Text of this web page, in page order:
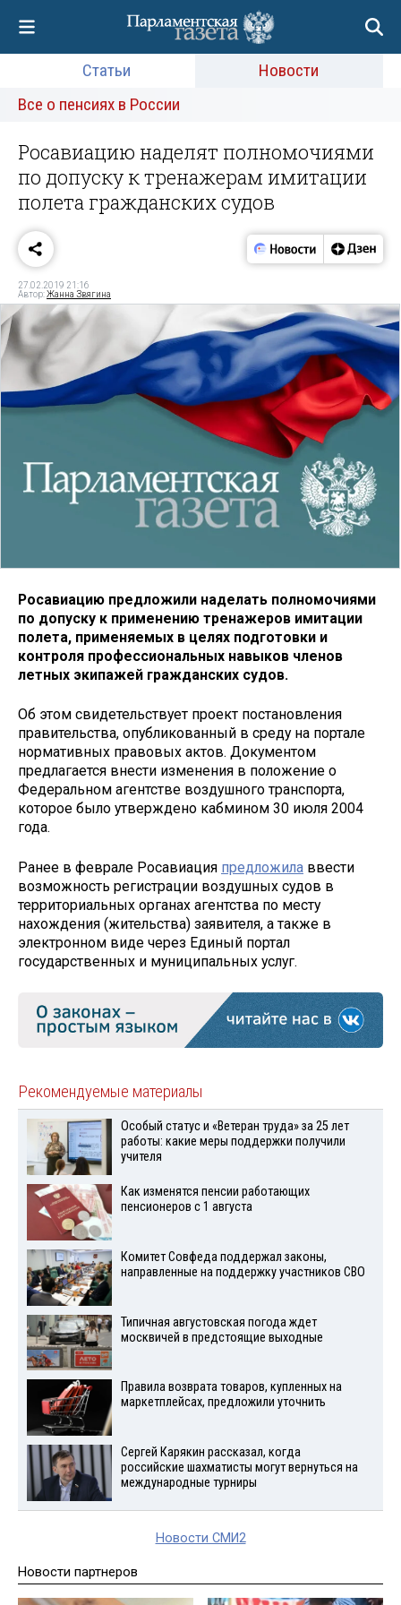
Статьи
Новости
Все о пенсиях в России
Росавиацию наделят полномочиями
по допуску к тренажерам имитации
полета гражданских судов
27.02.2019 21:16
Автор:Жанна Звягина
Росавиацию предложили наделать полномочиями
по допуску к применению тренажеров имитации
полета, применяемых в целях подготовки и
контроля профессиональных навыков членов
летных экипажей гражданских судов.
Об этом свидетельствует проект постановления
правительства, опубликованный в среду на портале
нормативных правовых актов. Документом
предлагается внести изменения в положение о
Федеральном агентстве воздушного транспорта,
которое было утверждено кабмином 30 июля 2004
года.
Ранее в феврале Росавиация предложила ввести
возможность регистрации воздушных судов в
территориальных органах агентства по месту
нахождения (жительства) заявителя, а также в
электронном виде через Единый портал
государственных и муниципальных услуг.
Рекомендуемые материалы
Особый статус и «Ветеран труда» за 25 лет
работы: какие меры поддержки получили
учителя
Как изменятся пенсии работающих
пенсионеров с 1 августа
Комитет Совфеда поддержал законы,
направленные на поддержку участников СВО
Типичная августовская погода ждет
москвичей в предстоящие выходные
Правила возврата товаров, купленных на
маркетплейсах, предложили уточнить
Сергей Карякин рассказал, когда
российские шахматисты могут вернуться на
международные турниры
Новости СМИ2
Новости партнеров